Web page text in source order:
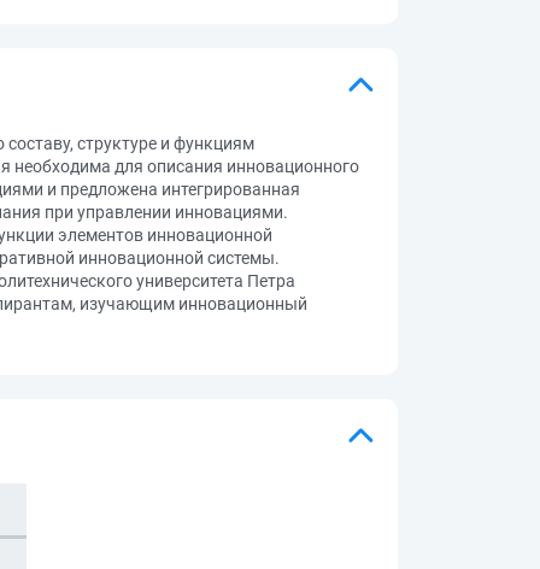
структуре и функциям
необходима для описания инновационного
и предложена интегрированная
при управлении инновациями.
элементов инновационной
инновационной системы.
университета Петра
изучающим инновационный